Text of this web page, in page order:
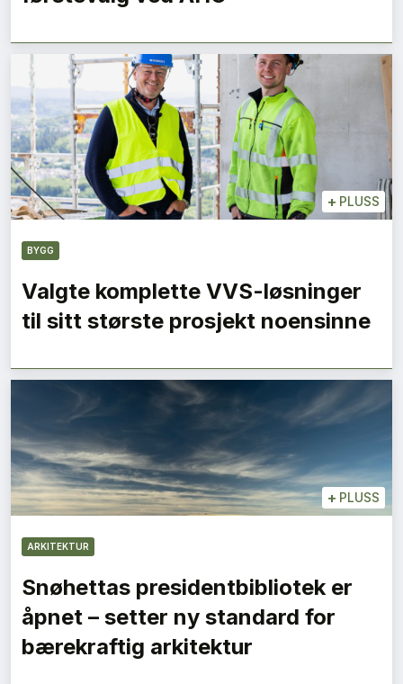
+ PLUSS
BYGG
Valgte komplette VVS-løsninger
til sitt største prosjekt noensinne
+ PLUSS
ARKITEKTUR
Snøhettas presidentbibliotek er
åpnet – setter ny standard for
bærekraftig arkitektur